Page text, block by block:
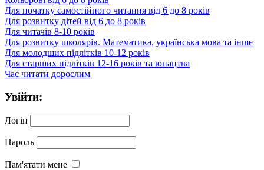
Для початку самостійного читання від 6 до 8 років
Для розвитку дітей від 6 до 8 років
Для читачів 8-10 років
Для розвитку школярів. Математика, українська мова та інше
Для молодших підлітків 10-12 років
Для старших підлітків 12-16 років та юнацтва
Час читати дорослим
Увійти:
Логін
Пароль
Пам'ятати мене